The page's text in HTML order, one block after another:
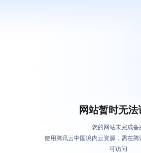
网站暂时无法
您的网站未完成备
使用腾讯云中国境内云资源，需在
可访问